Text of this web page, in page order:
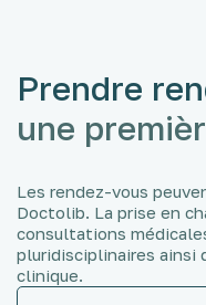
Prendre
une
Les rendez-vous
Doctolib. La prise en
consultations
pluridisciplinaires ainsi
clinique.